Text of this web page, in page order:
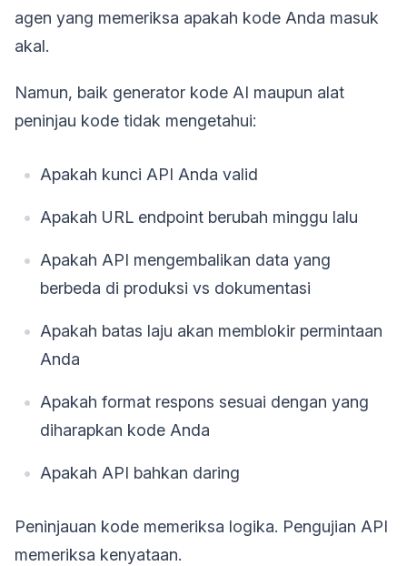
agen yang memeriksa apakah kode Anda masuk
akal.
Namun, baik generator kode AI maupun alat
peninjau kode tidak mengetahui:
Apakah kunci API Anda valid
Apakah URL endpoint berubah minggu lalu
Apakah API mengembalikan data yang
berbeda di produksi vs dokumentasi
Apakah batas laju akan memblokir permintaan
Anda
Apakah format respons sesuai dengan yang
diharapkan kode Anda
Apakah API bahkan daring
Peninjauan kode memeriksa logika. Pengujian API
memeriksa kenyataan.